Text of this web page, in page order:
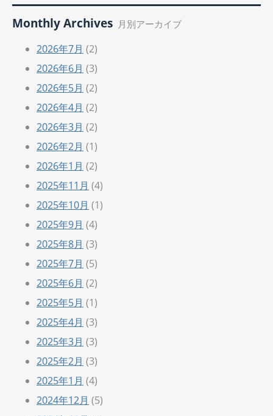
Monthly Archives 月別アーカイブ
2026年7月 (2)
2026年6月 (3)
2026年5月 (2)
2026年4月 (2)
2026年3月 (2)
2026年2月 (1)
2026年1月 (2)
2025年11月 (4)
2025年10月 (1)
2025年9月 (4)
2025年8月 (3)
2025年7月 (5)
2025年6月 (2)
2025年5月 (1)
2025年4月 (3)
2025年3月 (3)
2025年2月 (3)
2025年1月 (4)
2024年12月 (5)